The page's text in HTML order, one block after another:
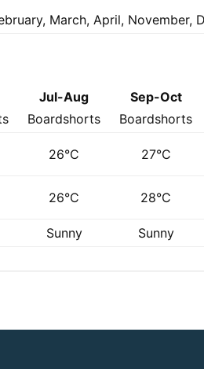
March, April, November,
Jul-Aug Sep-Oct
Boardshorts Boardshorts
26°C 27°C
26°C 28°C
Sunny Sunny